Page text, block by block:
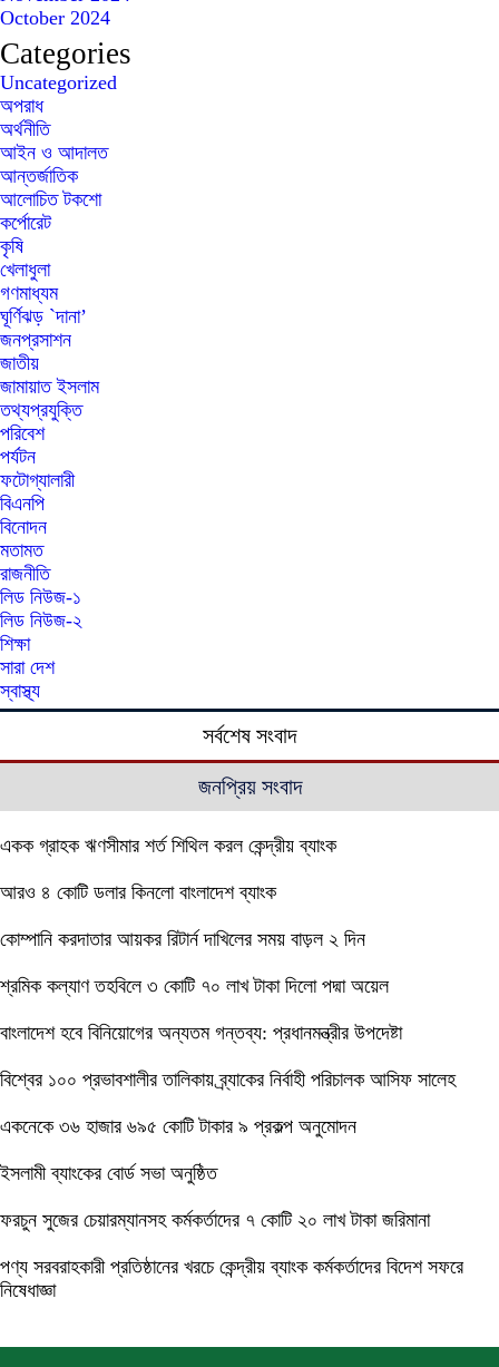
October 2024
Categories
Uncategorized
অপরাধ
অর্থনীতি
আইন ও আদালত
আন্তর্জাতিক
আলোচিত টকশো
কর্পোরেট
কৃষি
খেলাধুলা
গণমাধ্যম
ঘূর্ণিঝড় `দানা’
জনপ্রসাশন
জাতীয়
জামায়াত ইসলাম
তথ্যপ্রযুক্তি
পরিবেশ
পর্যটন
ফটোগ্যালারী
বিএনপি
বিনোদন
মতামত
রাজনীতি
লিড নিউজ-১
লিড নিউজ-২
শিক্ষা
সারা দেশ
স্বাস্থ্য
সর্বশেষ সংবাদ
জনপ্রিয় সংবাদ
একক গ্রাহক ঋণসীমার শর্ত শিথিল করল কেন্দ্রীয় ব্যাংক
আরও ৪ কোটি ডলার কিনলো বাংলাদেশ ব্যাংক
কোম্পানি করদাতার আয়কর রিটার্ন দাখিলের সময় বাড়ল ২ দিন
শ্রমিক কল্যাণ তহবিলে ৩ কোটি ৭০ লাখ টাকা দিলো পদ্মা অয়েল
বাংলাদেশ হবে বিনিয়োগের অন্যতম গন্তব্য: প্রধানমন্ত্রীর উপদেষ্টা
বিশ্বের ১০০ প্রভাবশালীর তালিকায় ব্র্যাকের নির্বাহী পরিচালক আসিফ সালেহ
একনেকে ৩৬ হাজার ৬৯৫ কোটি টাকার ৯ প্রকল্প অনুমোদন
ইসলামী ব্যাংকের বোর্ড সভা অনুষ্ঠিত
ফরচুন সুজের চেয়ারম্যানসহ কর্মকর্তাদের ৭ কোটি ২০ লাখ টাকা জরিমানা
পণ্য সরবরাহকারী প্রতিষ্ঠানের খরচে কেন্দ্রীয় ব্যাংক কর্মকর্তাদের বিদেশ সফরে
নিষেধাজ্ঞা